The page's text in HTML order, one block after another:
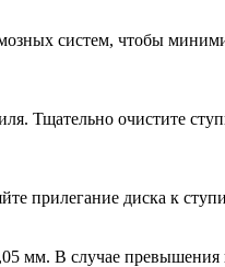
систем, чтобы
Тщательно очистите
прилегание диска к
мм. В случае